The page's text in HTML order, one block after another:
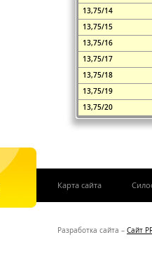
13,75/14
13,75/15
13,75/16
13,75/17
13,75/18
13,75/19
13,75/20
Разработка сайта – Сайт
Карта сайта